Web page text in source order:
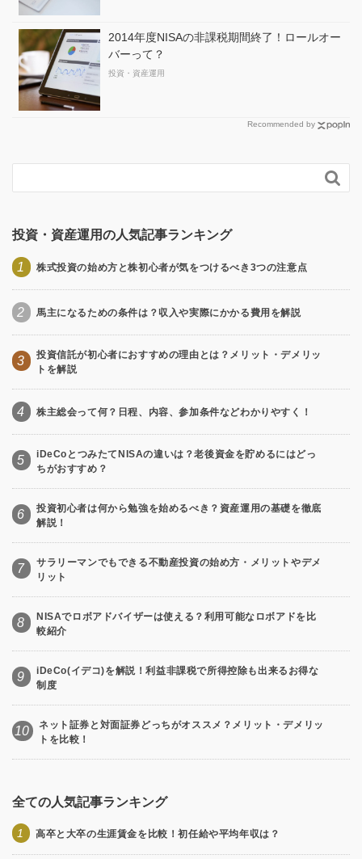
2014年度NISAの非課税期間終了！ロールオー
バーって？
投資・資産運用
Recommended by

投資・資産運用の人気記事ランキング
1 株式投資の始め方と株初心者が気をつけるべき3つの注意点
2 馬主になるための条件は？収入や実際にかかる費用を解説
3
投資信託が初心者におすすめの理由とは？メリット・デメリッ
トを解説
4 株主総会って何？日程、内容、参加条件などわかりやすく！
5
iDeCoとつみたてNISAの違いは？老後資金を貯めるにはどっ
ちがおすすめ？
6
投資初心者は何から勉強を始めるべき？資産運用の基礎を徹底
解説！
7
サラリーマンでもできる不動産投資の始め方・メリットやデメ
リット
8
NISAでロボアドバイザーは使える？利用可能なロボアドを比
較紹介
9
iDeCo(イデコ)を解説！利益非課税で所得控除も出来るお得な
制度
10
ネット証券と対面証券どっちがオススメ？メリット・デメリッ
トを比較！
全ての人気記事ランキング
1 高卒と大卒の生涯賃金を比較！初任給や平均年収は？